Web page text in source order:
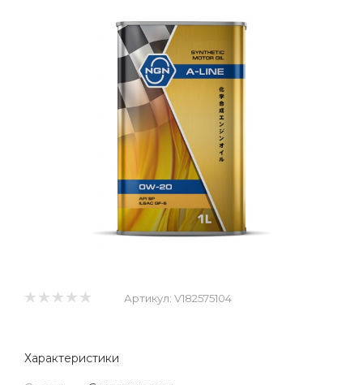
Артикул: V182575104
Характеристики